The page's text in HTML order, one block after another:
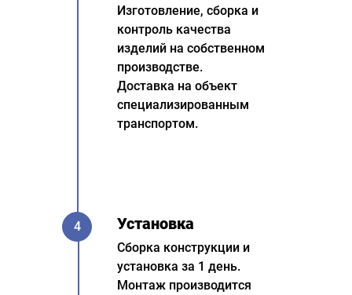
Изготовление, сборка и
контроль качества
изделий на собственном
производстве.
Доставка на объект
специализированным
транспортом.
4 Установка
Сборка конструкции и
установка за 1 день.
Монтаж производится